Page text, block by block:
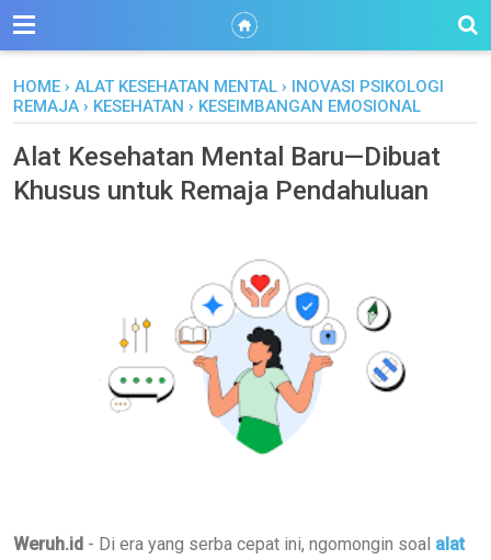
HOME › ALAT KESEHATAN MENTAL › INOVASI PSIKOLOGI
REMAJA › KESEHATAN › KESEIMBANGAN EMOSIONAL
Alat Kesehatan Mental Baru—Dibuat
Khusus untuk Remaja Pendahuluan
Weruh.id - Di era yang serba cepat ini, ngomongin soal alat